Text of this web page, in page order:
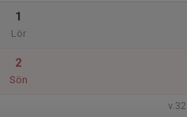
1
Lör
2
Sön
v.32